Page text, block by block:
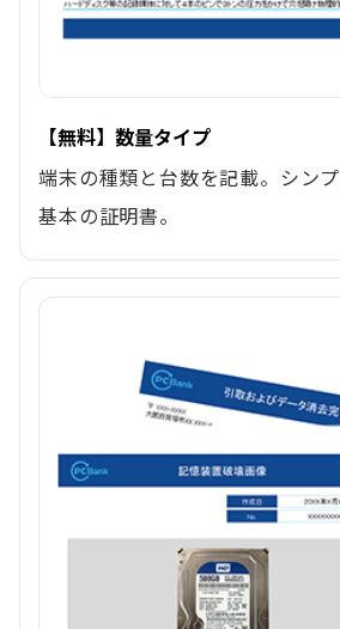
【無料】数量タイプ
端末の種類と台数を記載。シン
基本の証明書。